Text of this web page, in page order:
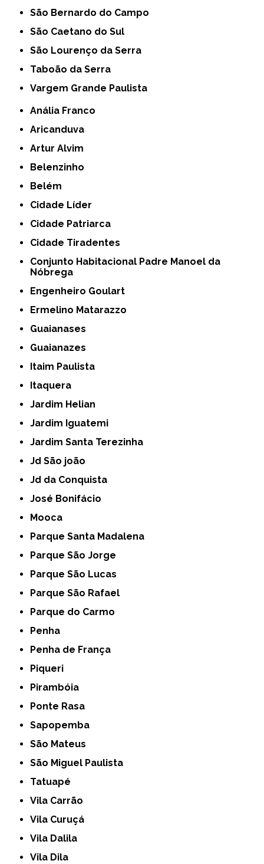
São Bernardo do Campo
São Caetano do Sul
São Lourenço da Serra
Taboão da Serra
Vargem Grande Paulista
Anália Franco
Aricanduva
Artur Alvim
Belenzinho
Belém
Cidade Líder
Cidade Patriarca
Cidade Tiradentes
Conjunto Habitacional Padre Manoel da
Nóbrega
Engenheiro Goulart
Ermelino Matarazzo
Guaianases
Guaianazes
Itaim Paulista
Itaquera
Jardim Helian
Jardim Iguatemi
Jardim Santa Terezinha
Jd São joão
Jd da Conquista
José Bonifácio
Mooca
Parque Santa Madalena
Parque São Jorge
Parque São Lucas
Parque São Rafael
Parque do Carmo
Penha
Penha de França
Piqueri
Pirambóia
Ponte Rasa
Sapopemba
São Mateus
São Miguel Paulista
Tatuapé
Vila Carrão
Vila Curuçá
Vila Dalila
Vila Dila